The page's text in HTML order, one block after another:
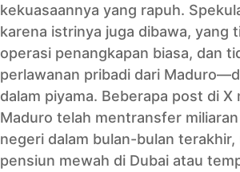
kekuasaannya yang rapuh.
karena istrinya juga dibawa, yang
operasi penangkapan biasa, dan
perlawanan pribadi dari
dalam piyama. Beberapa post di
Maduro telah mentransfer
negeri dalam bulan-bulan
pensiun mewah di Dubai atau